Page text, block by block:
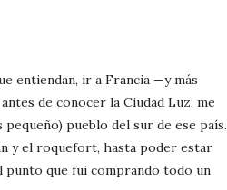
entiendan, ir a Francia —y más
de conocer la Ciudad Luz, me
pueblo del sur de ese país.
y el roquefort, hasta poder estar
punto que fui comprando todo un